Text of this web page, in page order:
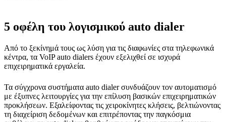
5 οφέλη του λογισμικού auto dialer
Από το ξεκίνημά τους ως λύση για τις διαφωνίες στα τηλεφωνικά
κέντρα, τα VoIP auto dialers έχουν εξελιχθεί σε ισχυρά
επιχειρηματικά εργαλεία.
Τα σύγχρονα συστήματα auto dialer συνδυάζουν τον αυτοματισμό
με έξυπνες λειτουργίες για την επίλυση βασικών επιχειρηματικών
προκλήσεων. Εξαλείφοντας τις χειροκίνητες κλήσεις, βελτιώνοντας
τη διαχείριση δεδομένων και επιτρέποντας την παγκόσμια